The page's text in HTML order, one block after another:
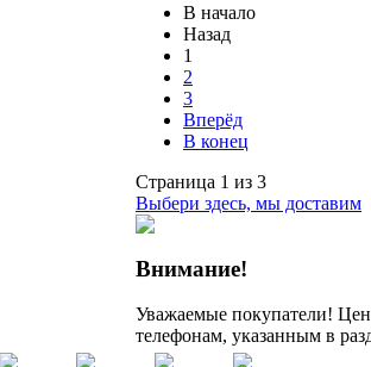
В начало
Назад
1
2
3
Вперёд
В конец
Страница 1 из 3
Выбери здесь, мы доставим
Внимание!
Уважаемые покупатели!
телефонам, указанным в